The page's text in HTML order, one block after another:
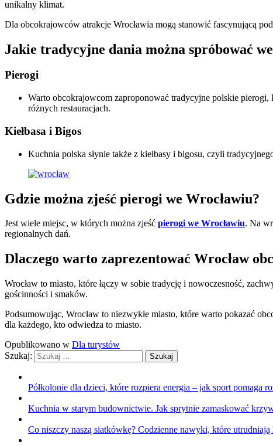
unikalny klimat.
Dla obcokrajowców atrakcje Wrocławia mogą stanowić fascynującą
Jakie tradycyjne dania można spróbować
Pierogi
Warto obcokrajowcom zaproponować tradycyjne polskie
różnych restauracjach.
Kiełbasa i Bigos
Kuchnia polska słynie także z kiełbasy i bigosu, czyli
Gdzie można zjeść pierogi we Wrocławiu?
Jest wiele miejsc, w których można zjeść pierogi we Wrocławiu. Na
regionalnych dań.
Dlaczego warto zaprezentować Wrocław
Wrocław to miasto, które łączy w sobie tradycję i nowoczesność,
gościnności i smaków.
Podsumowując, Wrocław to niezwykłe miasto, które warto pokazać
dla każdego, kto odwiedza to miasto.
Opublikowano w Dla turystów
Szukaj:
Półkolonie dla dzieci, które rozpiera energia – jak sport pomaga
Kuchnia w starym budownictwie. Jak sprytnie zamaskować
Co niszczy naszą siatkówkę? Codzienne nawyki, które